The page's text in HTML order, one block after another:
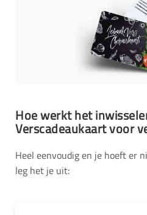
Hoe werkt het
Verscadeaukaart voor
Heel eenvoudig en je hoeft er
leg het je uit: